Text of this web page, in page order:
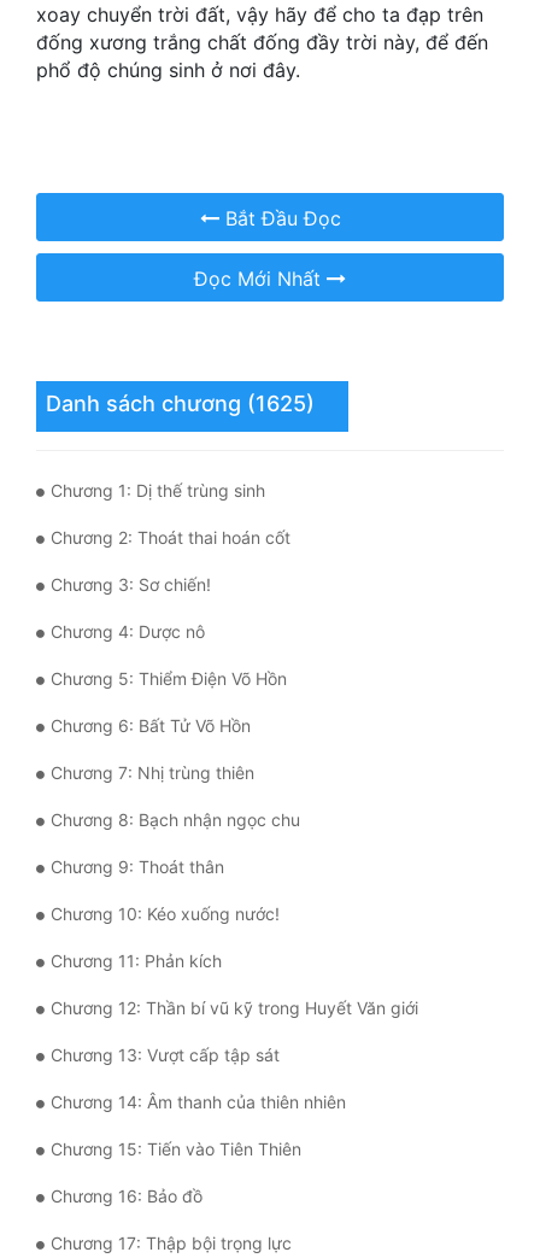
Kỳ Ảo
Linh Dị
Ngược
Tiểu Thuyết
Trinh Thám
Triều Đấu
Trùng Sinh
Trọng Sinh
xoay chuyển trời đất, vậy hãy để cho ta đạp trên
đống xương trắng chất đống đầy trời này, để đến
phổ độ chúng sinh ở nơi đây.
Bắt Đầu Đọc
Đọc Mới Nhất
Danh sách chương (1625)
Chương 1: Dị thế trùng sinh
Chương 2: Thoát thai hoán cốt
Chương 3: Sơ chiến!
Chương 4: Dược nô
Chương 5: Thiểm Điện Võ Hồn
Chương 6: Bất Tử Võ Hồn
Chương 7: Nhị trùng thiên
Chương 8: Bạch nhận ngọc chu
Chương 9: Thoát thân
Chương 10: Kéo xuống nước!
Chương 11: Phản kích
Chương 12: Thần bí vũ kỹ trong Huyết Văn giới
Chương 13: Vượt cấp tập sát
Chương 14: Âm thanh của thiên nhiên
Chương 15: Tiến vào Tiên Thiên
Chương 16: Bảo đồ
Chương 17: Thập bội trọng lực